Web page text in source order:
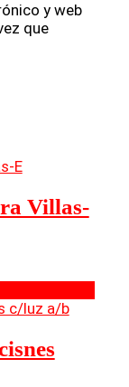
y web
que
Villas-